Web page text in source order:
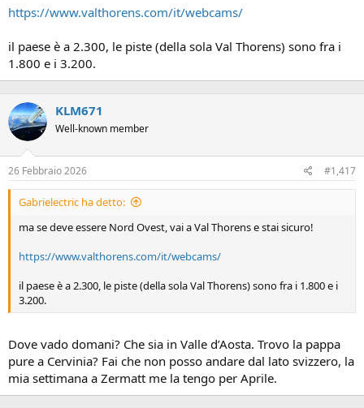
https://www.valthorens.com/it/webcams/
il paese è a 2.300, le piste (della sola Val Thorens) sono fra i
1.800 e i 3.200.
KLM671
Well-known member
26 Febbraio 2026 #1,417
Gabrielectric ha detto:
ma se deve essere Nord Ovest, vai a Val Thorens e stai sicuro!
https://www.valthorens.com/it/webcams/
il paese è a 2.300, le piste (della sola Val Thorens) sono fra i 1.800 e i
3.200.
Dove vado domani? Che sia in Valle d’Aosta. Trovo la pappa
pure a Cervinia? Fai che non posso andare dal lato svizzero, la
mia settimana a Zermatt me la tengo per Aprile.